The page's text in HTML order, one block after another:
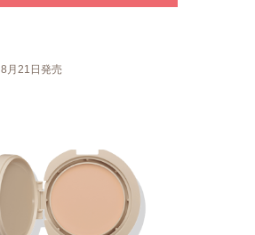
8月21日発売